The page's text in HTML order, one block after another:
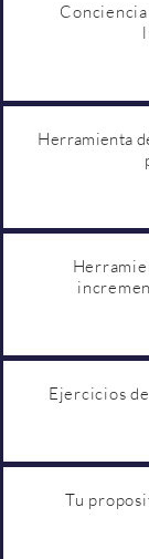
Herramienta
Ejercicios
Tu